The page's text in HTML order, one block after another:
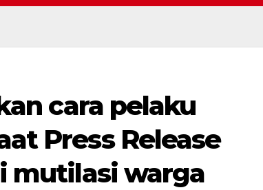
cara pelaku
Press Release
mutilasi warga